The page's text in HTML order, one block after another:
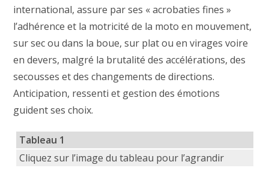
international, assure par ses « acrobaties fines »
l’adhérence et la motricité de la moto en mouvement,
sur sec ou dans la boue, sur plat ou en virages voire
en devers, malgré la brutalité des accélérations, des
secousses et des changements de directions.
Anticipation, ressenti et gestion des émotions
guident ses choix.
Tableau 1
Cliquez sur l’image du tableau pour l’agrandir